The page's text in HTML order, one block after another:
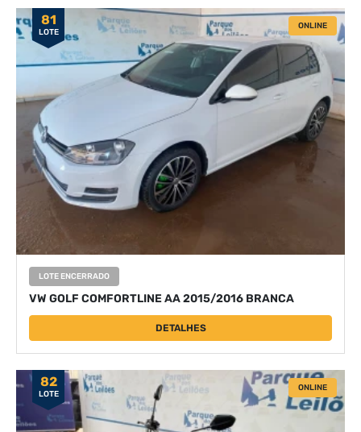
81
LOTE
ONLINE
LOTE ENCERRADO
VW GOLF COMFORTLINE AA 2015/2016 BRANCA
DETALHES
82
LOTE
ONLINE